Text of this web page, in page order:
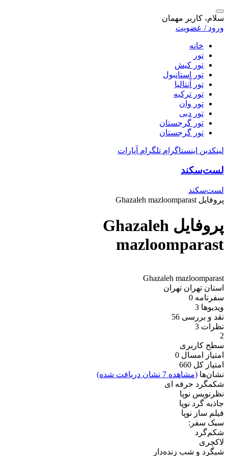
سلام، کاربر مهمان
ورود / عضویت
خانه
تور
تور کیش
تور استانبول
تور آنتالیا
تور ترکیه
تور وان
تور دبی
تور گرجستان
تور گرجستان
لینکدین اینستاگرام تلگرام آپارات
لست‌سکند
لست‌سکند
پروفایل Ghazaleh mazloomparast
پروفایل Ghazaleh
mazloomparast
Ghazaleh mazloomparast
استان تهران تهران
سفرنامه 0
ویدیو‌ها 3
نقد و بررسی 56
نظرات 3
2
سطح کاربری
امتیاز امسال 0
امتیاز کل 660
نشان‌ها (مشاهده 7 نشان دریافت شده)
شکمگرد حرفه ای
نظرنویس نوپا
جاذبه گرد نوپا
فیلم ساز نوپا
سبک سفر:
شکم‌گرد
لاکچری
شبگرد و شب زنده‌دار